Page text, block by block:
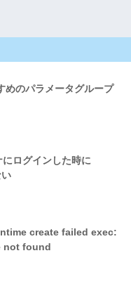
のパラメータグループ
ログインした時に
create failed exec:
not found